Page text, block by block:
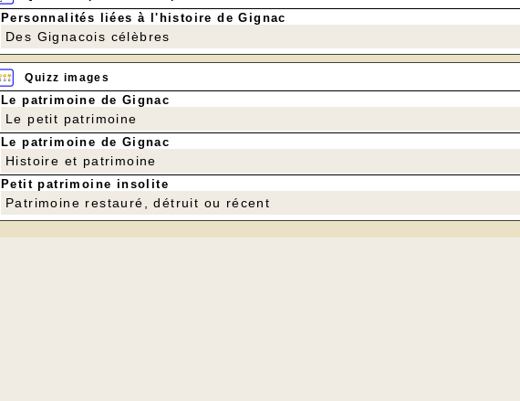
Personnalités liées à l'histoire de Gignac
Des Gignacois célèbres
Quizz images
Le patrimoine de Gignac
Le petit patrimoine
Le patrimoine de Gignac
Histoire et patrimoine
Petit patrimoine insolite
Patrimoine restauré, détruit ou récent